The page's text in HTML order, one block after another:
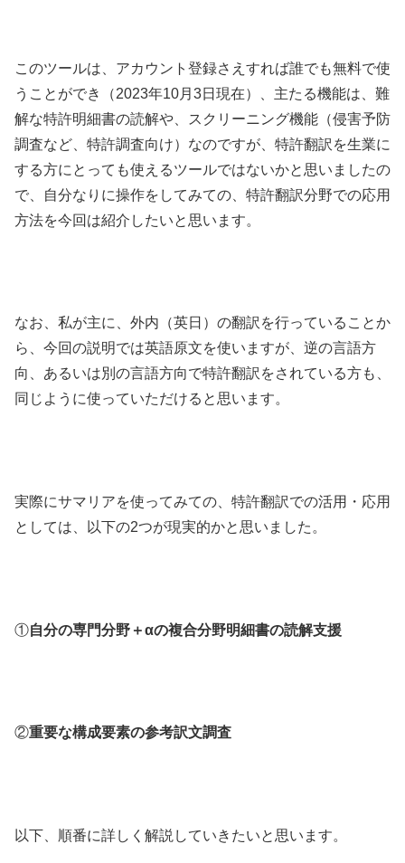
このツールは、アカウント登録さえすれば誰でも無料で使
うことができ（2023年10月3日現在）、主たる機能は、難
解な特許明細書の読解や、スクリーニング機能（侵害予防
調査など、特許調査向け）なのですが、特許翻訳を生業に
する方にとっても使えるツールではないかと思いましたの
で、自分なりに操作をしてみての、特許翻訳分野での応用
方法を今回は紹介したいと思います。
なお、私が主に、外内（英日）の翻訳を行っていることか
ら、今回の説明では英語原文を使いますが、逆の言語方
向、あるいは別の言語方向で特許翻訳をされている方も、
同じように使っていただけると思います。
実際にサマリアを使ってみての、特許翻訳での活用・応用
としては、以下の2つが現実的かと思いました。
①自分の専門分野＋αの複合分野明細書の読解支援
②重要な構成要素の参考訳文調査
以下、順番に詳しく解説していきたいと思います。